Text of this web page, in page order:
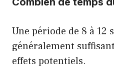
Une période de 8 à 12
généralement
effets potentiels.